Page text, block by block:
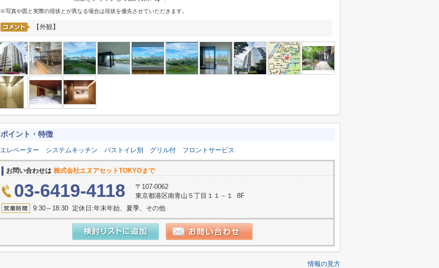
※写真や図と実際の現状とが異なる場合は現状を優先させていただきます。
【外観】
ポイント・特徴
エレベーター システムキッチン バストイレ別 グリル付 フロントサービス
お問い合わせは 株式会社エヌアセットTOKYOまで
03-6419-4118
〒107-0062
東京都港区南青山５丁目１１－１ 8F
9:30～18:30 定休日:年末年始、夏季、その他
情報の見方